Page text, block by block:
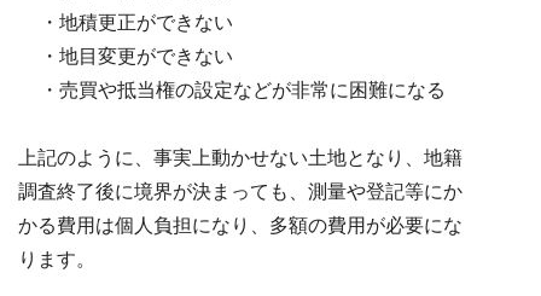
・ 地積更正ができない
・ 地目変更ができない
・ 売買や抵当権の設定などが非常に困難になる
上記のように、事実上動かせない土地となり、地籍
調査終了後に境界が決まっても、測量や登記等にか
かる費用は個人負担になり、多額の費用が必要にな
ります。